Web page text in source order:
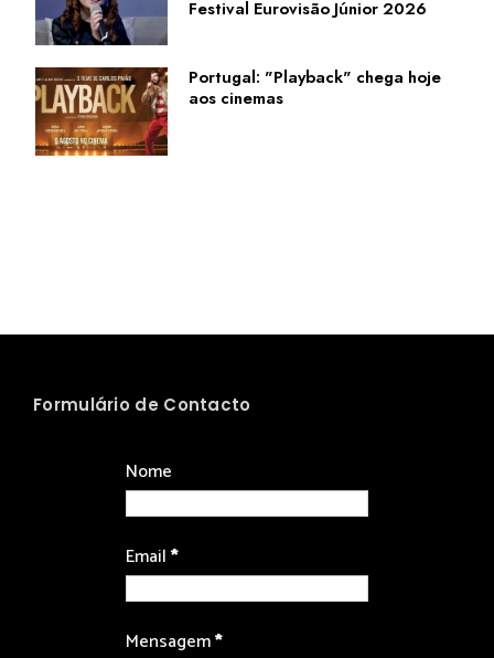
Festival Eurovisão Júnior 2026
Portugal: "Playback" chega hoje
aos cinemas
Formulário de Contacto
Nome
Email*
Mensagem*